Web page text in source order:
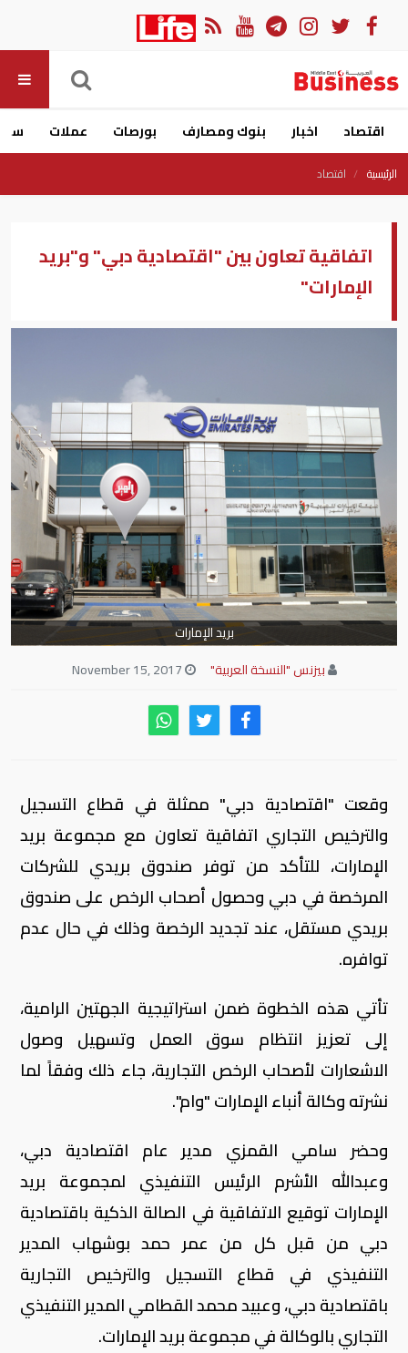
اقتصاد اخبار بنوك ومصارف بورصات عملات
الرئيسية اقتصاد
اتفاقية تعاون بين "اقتصادية دبي" و"بريد
الإمارات"
بريد الإمارات
بيزنس "النسخة العربية"
وقعت "اقتصادية دبي" ممثلة في قطاع التسجيل
والترخيص التجاري اتفاقية تعاون مع مجموعة بريد
الإمارات، للتأكد من توفر صندوق بريدي للشركات
المرخصة في دبي وحصول أصحاب الرخص على صندوق
بريدي مستقل، عند تجديد الرخصة وذلك في حال عدم
توافره.
تأتي هذه الخطوة ضمن استراتيجية الجهتين الرامية،
إلى تعزيز انتظام سوق العمل وتسهيل وصول
الاشعارات لأصحاب الرخص التجارية، جاء ذلك وفقاً لما
نشرته وكالة أنباء الإمارات "وام".
وحضر سامي القمزي مدير عام اقتصادية دبي،
وعبدالله الأشرم الرئيس التنفيذي لمجموعة بريد
الإمارات توقيع الاتفاقية في الصالة الذكية باقتصادية
دبي من قبل كل من عمر حمد بوشهاب المدير
التنفيذي في قطاع التسجيل والترخيص التجارية
باقتصادية دبي، وعبيد محمد القطامي المدير التنفيذي
التجاري بالوكالة في مجموعة بريد الإمارات.